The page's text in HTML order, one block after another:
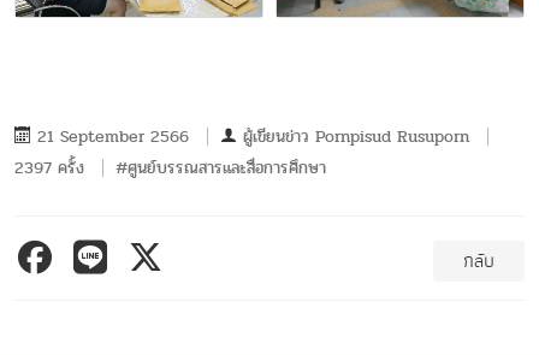
21 September 2566 ผู้เขียนข่าว Pornpisud Rusuporn
2397 ครั้ง
#ศูนย์บรรณสารและสื่อการศึกษา
กลับ